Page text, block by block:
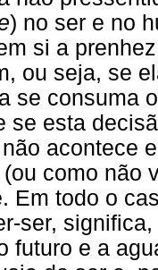
) no ser e no
si a
ou seja, se
se consuma
se esta
acontece
como não
Em todo o
ser,
futuro e a